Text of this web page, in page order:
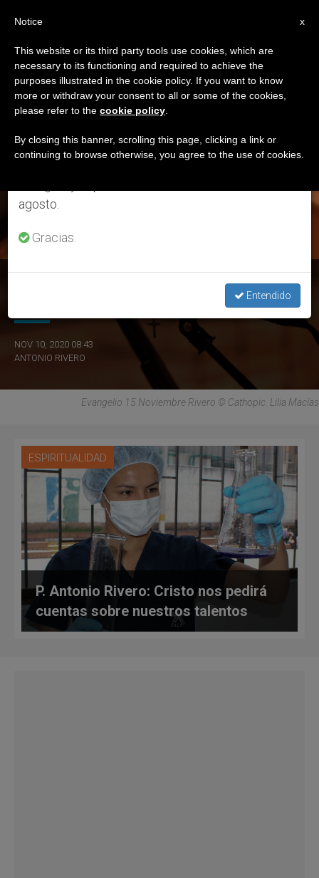
ETIQUETA
Posts Tagged
‘talentos’
ÚLTIMAS NOTICIAS
NOV 10, 2020 08:43
ANTONIO RIVERO
Evangelio 15 Noviembre Rivero © Cathopic. Lilia Macías
ESPIRITUALIDAD
P. Antonio Rivero: Cristo nos pedirá
cuentas sobre nuestros talentos
×
Aviso importante
Del 27 de julio al 7 de agosto haremos la pausa
anual, aprovechando que en el periodo de verano
se generan menos informaciones y también el
agosto.
Gracias.
Entendido
x
Notice
This website or its third party tools use cookies, which are
necessary to its functioning and required to achieve the
purposes illustrated in the cookie policy. If you want to know
more or withdraw your consent to all or some of the cookies,
please refer to the cookie policy
By closing this banner, scrolling this page, clicking a link or
continuing to browse otherwise, you agree to the use of cookies.